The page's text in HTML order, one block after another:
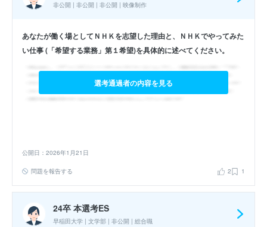
非公開 | 非公開 | 非公開 | 映像制作
あなたが働く場としてＮＨＫを志望した理由と、ＮＨＫでやってみた
い仕事 (「希望する業務」第１希望)を具体的に述べてください。
選考通過者の内容を見る
公開日：2026年1月21日
問題を報告する 2 1
24卒 本選考ES
早稲田大学 | 文学部 | 非公開 | 総合職